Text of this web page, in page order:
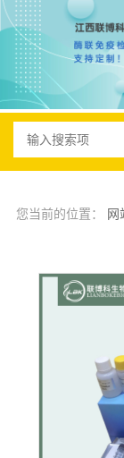
您当前的位置： 网